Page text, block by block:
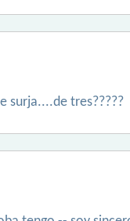
surja....de tres?????